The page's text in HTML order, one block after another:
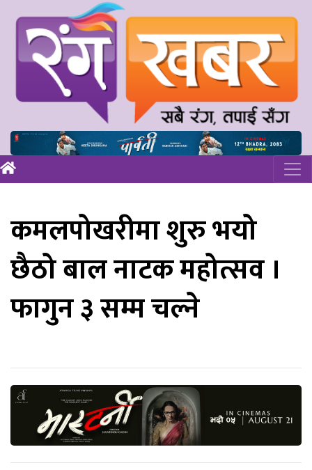
कमलपोखरीमा शुरु भयो
छैठो बाल नाटक महोत्सव ।
फागुन ३ सम्म चल्ने